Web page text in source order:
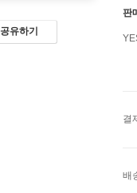
공유하기
판
결
배